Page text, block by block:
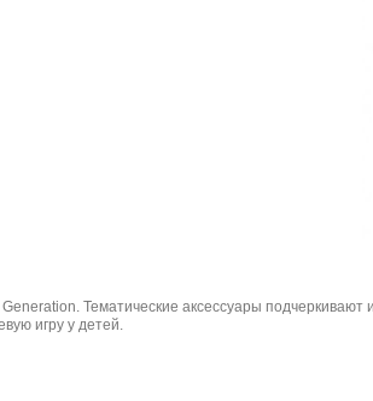
Тематические аксессуары подчеркивают
игру у детей.